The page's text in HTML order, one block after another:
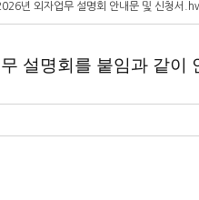
년 외자업무 설명회 안내문 및 신청서
설명회를 붙임과 같이